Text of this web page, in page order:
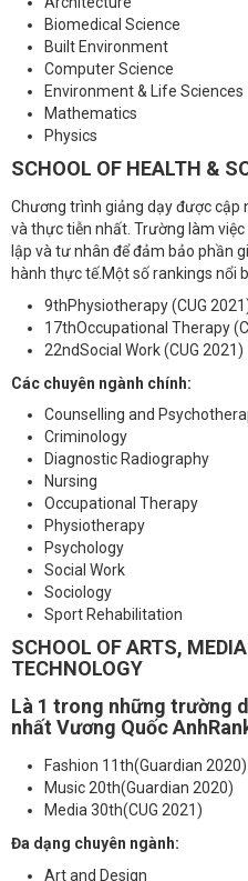
Biomedical Science
Built Environment
Computer Science
Environment & Life Sciences
Mathematics
Physics
SCHOOL OF HEALTH &
Chương trình giảng dạy được cập
và thực tiễn nhất. Trường làm
lập và tư nhân để đảm bảo phần
hành thực tế.Một số rankings nổi
9thPhysiotherapy (CUG
17thOccupational Therapy
22ndSocial Work (CUG 2021)
Các chuyên ngành chính:
Counselling and
Criminology
Diagnostic Radiography
Nursing
Occupational Therapy
Physiotherapy
Psychology
Social Work
Sociology
Sport Rehabilitation
SCHOOL OF ARTS,
TECHNOLOGY
Là 1 trong những trường
nhất Vương Quốc
Fashion 11th(Guardian 2020)
Music 20th(Guardian 2020)
Media 30th(CUG 2021)
Đa dạng chuyên ngành:
Art and Design